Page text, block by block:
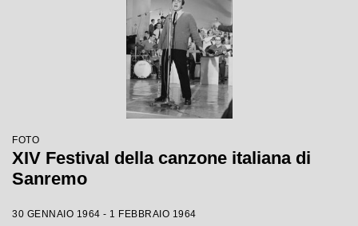
FOTO
XIV Festival della canzone italiana di
Sanremo
30 GENNAIO 1964 - 1 FEBBRAIO 1964